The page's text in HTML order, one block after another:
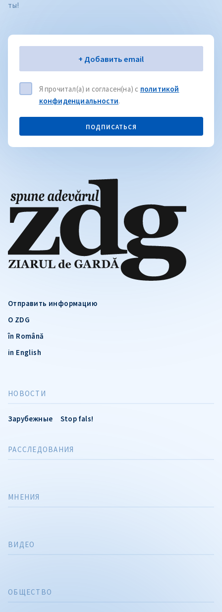
Отправить информацию
О ZDG
în Română
in English
НОВОСТИ
Зарубежные Stop fals!
РАССЛЕДОВАНИЯ
ОБЩЕСТВО
МНЕНИЯ
ВИДЕО
ты!
Электронная почта+ Добавить email
Я прочитал(а) и согласен(на) с политикой
конфиденциальности.
ПОДПИСАТЬСЯ